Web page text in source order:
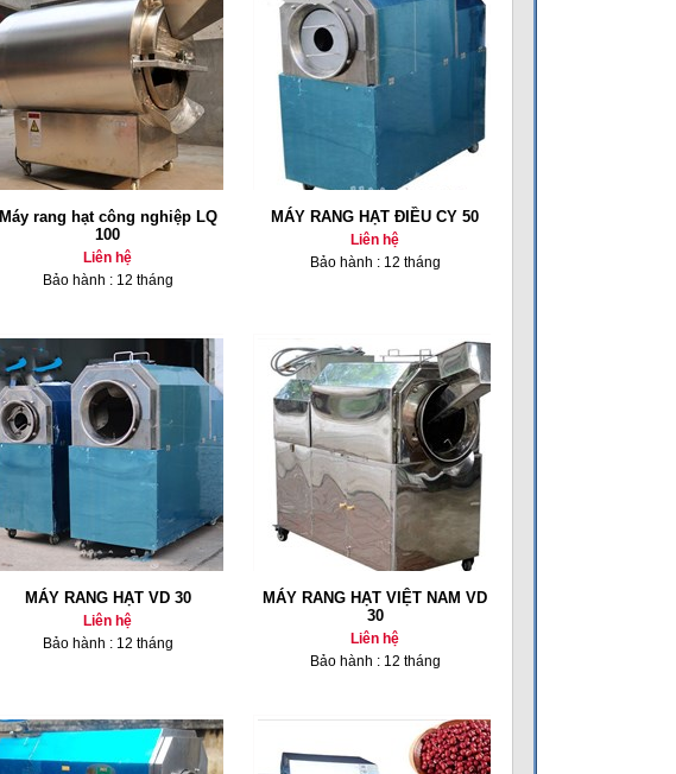
Máy rang hạt công nghiệp LQ
100
Liên hệ
Bảo hành : 12 tháng
MÁY RANG HẠT ĐIỀU CY 50
Liên hệ
Bảo hành : 12 tháng
MÁY RANG HẠT VD 30
Liên hệ
Bảo hành : 12 tháng
MÁY RANG HẠT VIỆT NAM VD
30
Liên hệ
Bảo hành : 12 tháng